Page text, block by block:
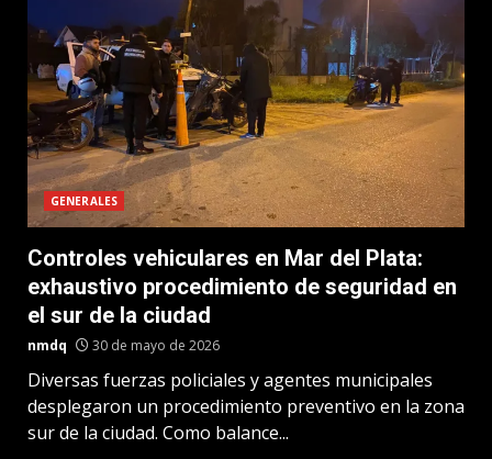
GENERALES
Controles vehiculares en Mar del Plata:
exhaustivo procedimiento de seguridad en
el sur de la ciudad
nmdq 30 de mayo de 2026
Diversas fuerzas policiales y agentes municipales
desplegaron un procedimiento preventivo en la zona
sur de la ciudad. Como balance...